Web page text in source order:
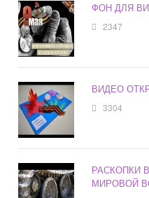
ФОН ДЛЯ
2347
ВИДЕО
3304
РАСКОПКИ
МИРОВОЙ